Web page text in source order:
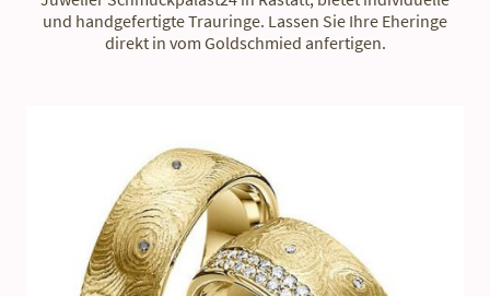
und handgefertigte Trauringe. Lassen Sie Ihre Eheringe
direkt in vom Goldschmied anfertigen.